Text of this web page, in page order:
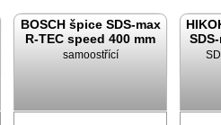
BOSCH špice SDS-max
R-TEC speed 400 mm
samoostřící